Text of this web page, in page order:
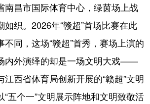
昌市国际体育中心，绿茵场上战
织。2026年“赣超”首场比赛在此
同，这场“赣超”首秀，赛场上演的
内外演绎的却是一场文明大戏——
西省体育局创新开展的“赣超”文明
五个一”文明展示阵地和文明致敬活